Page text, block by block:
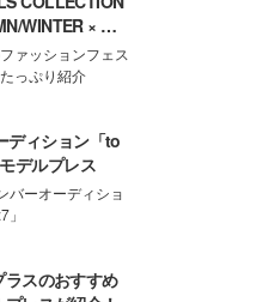
WINTER × モ
ァッションフェス
っぷり紹介
ディション「to
デルプレス
バーオーディショ
スのおすすめ